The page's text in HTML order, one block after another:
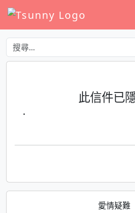
愛情疑難
此信件已
·